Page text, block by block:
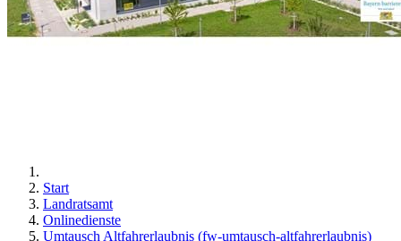
Start
Landratsamt
Onlinedienste
Umtausch Altfahrerlaubnis (fw-umtausch-altfahrerlaubnis)